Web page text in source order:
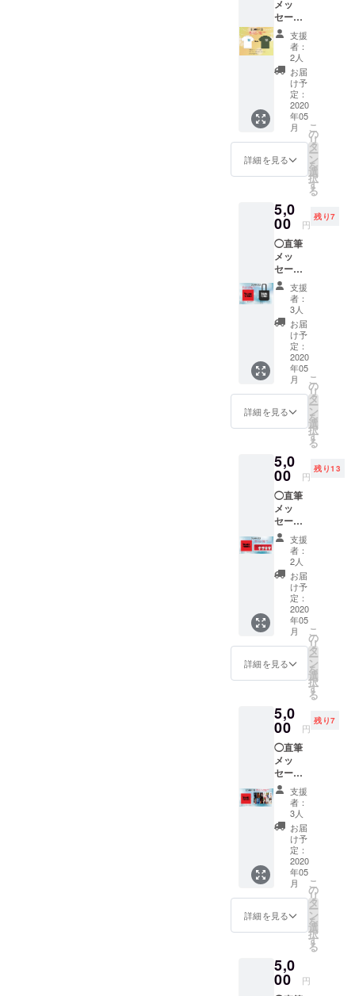
です。
ネーム
など）
をご入
力お願
いしま
す。 ※
クラウ
ドファ
ンディ
ング限
◯3/15
リリー
【TRAJ
ECTOR
Y】11
曲入 1
枚（プ
レス
CD） ※
送料込
みの金
額で
す。
メッ
セージ
カード
をお届
けしま
す♡
メッ
セージ
カード
にお客
様のお
名前を
書きま
す。 備
考欄に
のお名
前（本
名や
ニック
ネーム
など）
をご入
力お願
いしま
す。 ※
クラウ
ドファ
ンディ
ング限
定 ◯犬
塚ロゴ
【Tシャ
M・L・
XL カ
ラー：
ホワイ
ト・シ
ティグ
リーン
※ご希望
のサイ
ズとカ
ラーを
お選び
くださ
い。 ※
送料込
みの金
額で
支援
者：
2人
お届
け予
定：
2020
年05
月
詳細を見る
こ
の
リ
タ
ー
ン
を
選
択
す
る
5,0
00 円
残り7
◯直筆
メッ
セージ
カード
をお届
けしま
す♡
メッ
セージ
カード
にお客
様のお
名前を
書きま
す。 備
考欄に
のお名
前（本
名や
ニック
ネーム
など）
をご入
力お願
いしま
す。 ※
クラウ
ドファ
ンディ
ング限
◯3/15
リリー
【TRAJ
ECTOR
Y】11
曲入 1
枚（プ
レス
CD） ◯
犬塚ロ
【トー
トバッ
グ】1点
※送料込
みの金
額で
す。
支援
者：
3人
お届
け予
定：
2020
年05
月
詳細を見る
こ
の
リ
タ
ー
ン
を
選
択
す
る
5,0
00 円
残り13
◯直筆
メッ
セージ
カード
をお届
けしま
す♡
メッ
セージ
カード
にお客
様のお
名前を
書きま
す。 備
考欄に
のお名
前（本
名や
ニック
ネーム
など）
をご入
力お願
いしま
す。 ※
クラウ
ドファ
ンディ
ング限
◯3/15
リリー
【TRAJ
ECTOR
Y】11
支援
者：
2人
お届
け予
定：
2020
年05
月
詳細を見る
こ
の
リ
タ
ー
ン
を
選
択
す
る
5,0
00 円
残り7
◯直筆
メッ
セージ
カード
をお届
けしま
す♡
メッ
セージ
カード
にお客
様のお
名前を
書きま
す。 備
考欄に
のお名
前（本
名や
支援
者：
3人
お届
け予
定：
2020
年05
月
詳細を見る
こ
の
リ
タ
ー
ン
を
選
択
す
る
5,0
00 円